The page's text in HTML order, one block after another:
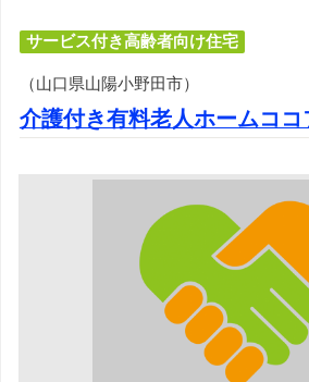
サービス付き高齢者向け住宅
（山口県山陽小野田市）
介護付き有料老人ホームココ